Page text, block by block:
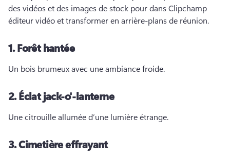
des vidéos et des images de stock pour dans Clipchamp
éditeur vidéo et transformer en arrière-plans de réunion.
1.Forêt hantée
Un bois brumeux avec une ambiance froide.
2.Éclat jack-o'-lanterne
Une citrouille allumée d’une lumière étrange.
3.Cimetière effrayant